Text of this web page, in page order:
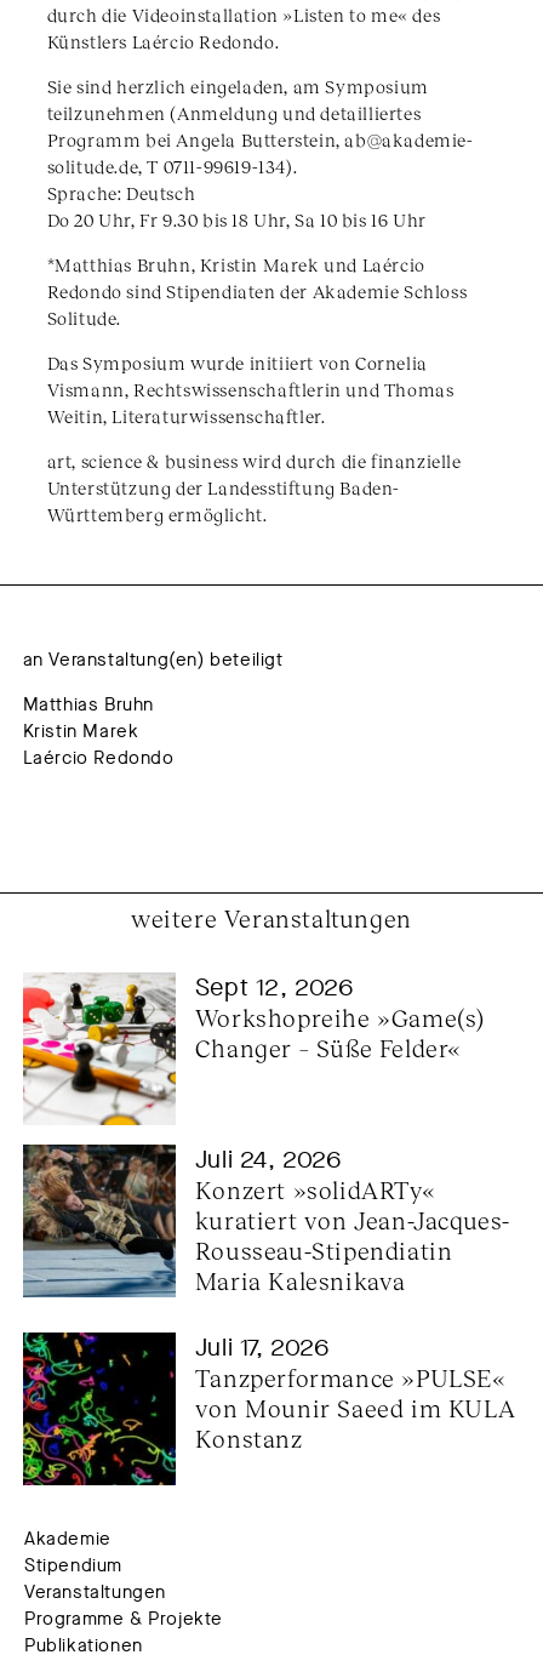
durch die Videoinstallation »Listen to me« des
Künstlers Laércio Redondo.
Sie sind herzlich eingeladen, am Symposium
teilzunehmen (Anmeldung und detailliertes
Programm bei Angela Butterstein, ab@akademie-
solitude.de, T 0711-99619-134).
Sprache: Deutsch
Do 20 Uhr, Fr 9.30 bis 18 Uhr, Sa 10 bis 16 Uhr
*Matthias Bruhn, Kristin Marek und Laércio
Redondo sind Stipendiaten der Akademie Schloss
Solitude.
Das Symposium wurde initiiert von Cornelia
Vismann, Rechtswissenschaftlerin und Thomas
Weitin, Literaturwissenschaftler.
art, science & business wird durch die finanzielle
Unterstützung der Landesstiftung Baden-
Württemberg ermöglicht.
an Veranstaltung(en) beteiligt
Matthias Bruhn
Kristin Marek
Laércio Redondo
weitere Veranstaltungen
Sept 12, 2026
Workshopreihe »Game(s)
Changer – Süße Felder«
Juli 24, 2026
Konzert »solidARTy«
kuratiert von Jean-Jacques-
Rousseau-Stipendiatin
Maria Kalesnikava
Juli 17, 2026
Tanzperformance »PULSE«
von Mounir Saeed im KULA
Konstanz
Akademie
Stipendium
Veranstaltungen
Programme & Projekte
Publikationen